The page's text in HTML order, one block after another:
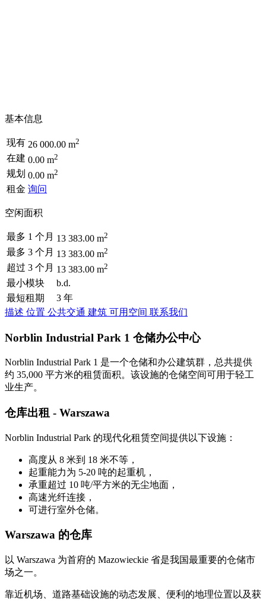
基本信息
现有 26 000.00 m2
在建 0.00 m2
规划 0.00 m2
租金 询问
空闲面积
最多 1 个月 13 383.00 m2
最多 3 个月 13 383.00 m2
超过 3 个月 13 383.00 m2
最小模块
b.d.
最短租期
3 年
描述 位置 公共交通 建筑 可用空间 联系我们
Norblin Industrial Park 1 仓储办公中心
Norblin Industrial Park 1 是一个仓储和办公建筑群，总共提供
约 35,000 平方米的租赁面积。该设施的仓储空间可用于轻工
业生产。
仓库出租 - Warszawa
Norblin Industrial Park 的现代化租赁空间提供以下设施：
高度从 8 米到 18 米不等，
起重能力为 5-20 吨的起重机，
承重超过 10 吨/平方米的无尘地面，
高速光纤连接，
可进行室外仓储。
Warszawa 的仓库
以 Warszawa 为首府的 Mazowieckie 省是我国最重要的仓储市
场之一。
靠近机场、道路基础设施的动态发展、便利的地理位置以及获